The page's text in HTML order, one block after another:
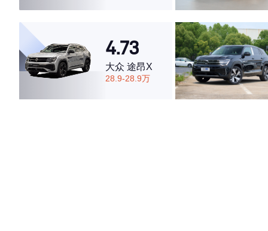
4.73
大众 途昂X
28.9-28.9万